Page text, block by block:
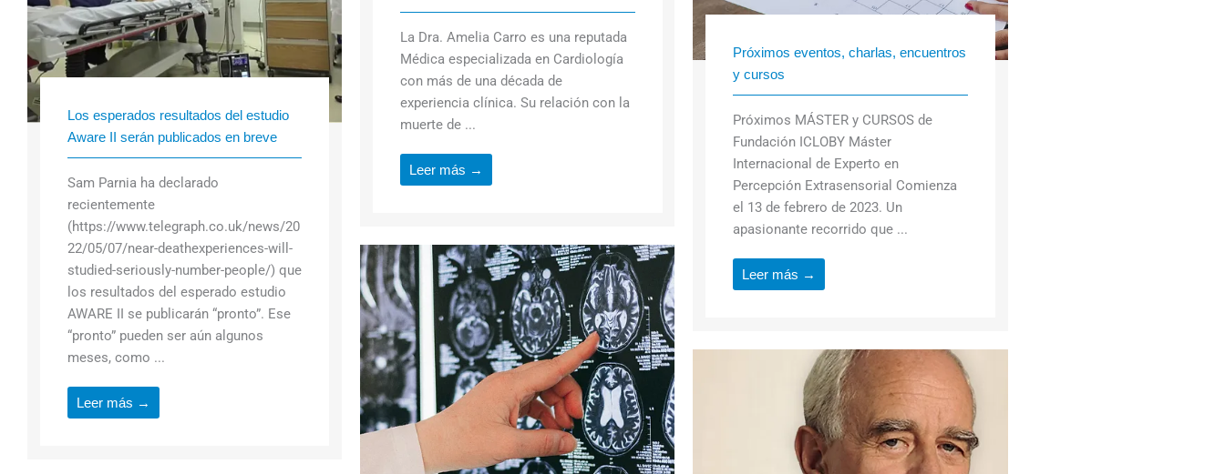
La Dra. Amelia Carro es una reputada
Médica especializada en Cardiología
con más de una década de
experiencia clínica. Su relación con la
muerte de ...
Leer más →
Próximos eventos, charlas, encuentros
y cursos
Próximos MÁSTER y CURSOS de
Fundación ICLOBY Máster
Internacional de Experto en
Percepción Extrasensorial Comienza
el 13 de febrero de 2023. Un
apasionante recorrido que ...
Leer más →
Los esperados resultados del estudio
Aware II serán publicados en breve
Sam Parnia ha declarado
recientemente
(https://www.telegraph.co.uk/news/20
22/05/07/near-deathexperiences-will-
studied-seriously-number-people/) que
los resultados del esperado estudio
AWARE II se publicarán “pronto”. Ese
“pronto” pueden ser aún algunos
meses, como ...
Leer más →